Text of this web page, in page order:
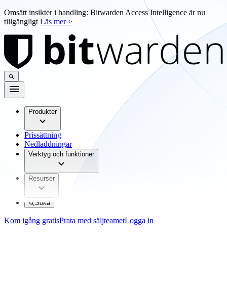
Omsätt insikter i handling: Bitwarden Access Intelligence är nu
tillgängligt Läs mer >
Produkter
Prissättning
Nedladdningar
Verktyg och funktioner
Resurser
Söka
Kom igång gratisPrata med säljteametLogga in